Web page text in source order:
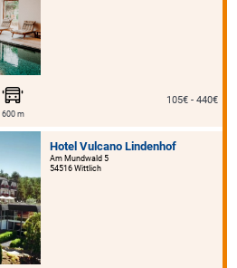
600 m
105€ - 440€
Hotel Vulcano Lindenhof
Am Mundwald 5
54516 Wittlich